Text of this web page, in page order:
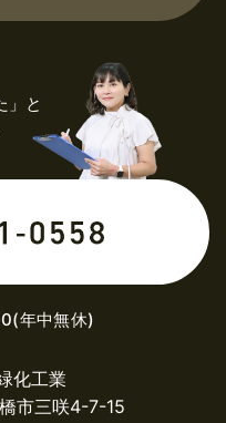
」と
年中無休)
化工業
市三咲4-7-15